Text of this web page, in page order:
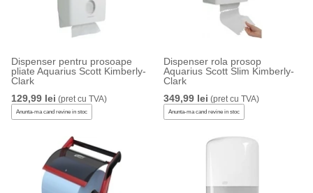
Dispenser pentru prosoape
pliate Aquarius Scott Kimberly-
Clark
129,99 lei (pret cu TVA)
Anunta-ma cand revine in stoc
Dispenser rola prosop
Aquarius Scott Slim Kimberly-
Clark
349,99 lei (pret cu TVA)
Anunta-ma cand revine in stoc